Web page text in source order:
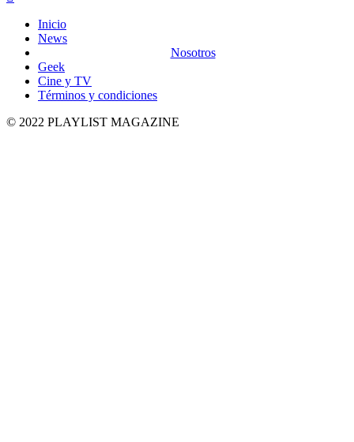
Inicio
News
Nosotros
Geek
Cine y TV
Términos y condiciones
© 2022 PLAYLIST MAGAZINE